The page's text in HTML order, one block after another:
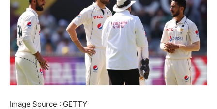
Image Source : GETTY